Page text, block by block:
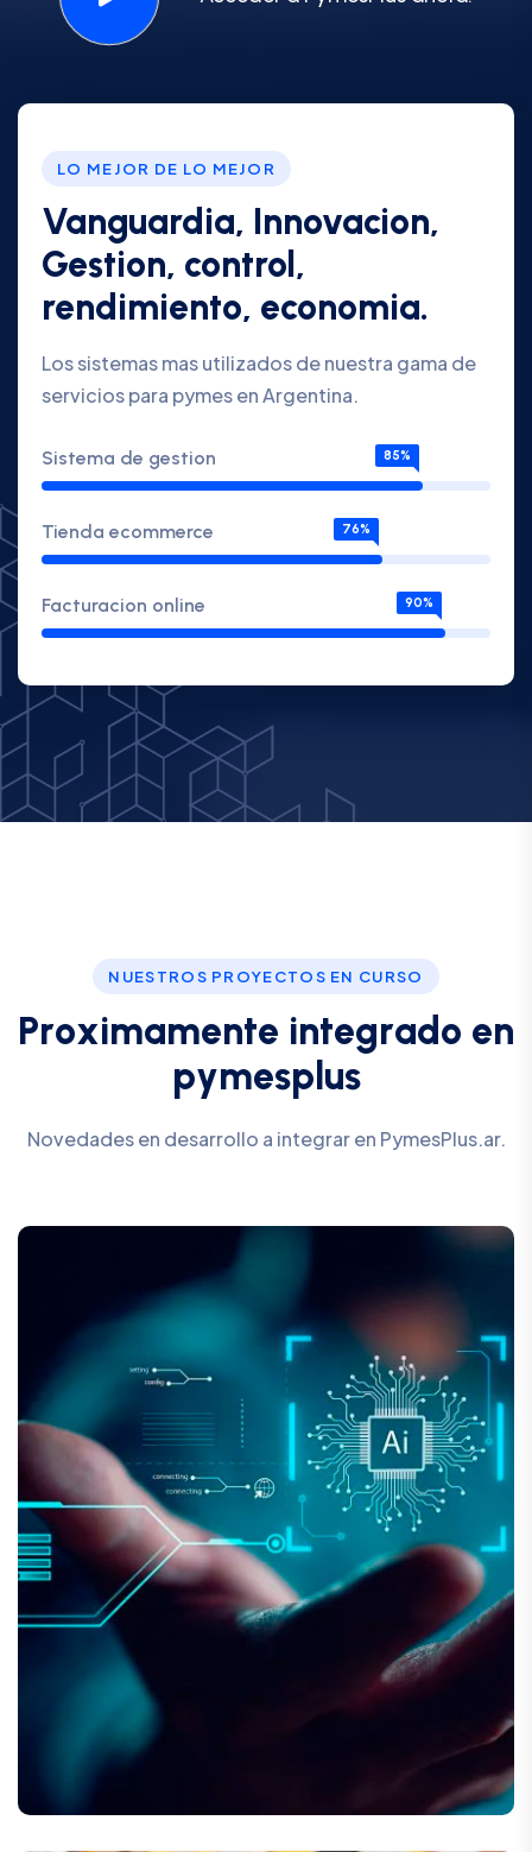
LO MEJOR DE LO MEJOR
Vanguardia, Innovacion,
Gestion, control,
rendimiento, economia.
Los sistemas mas utilizados de nuestra gama de
servicios para pymes en Argentina.
Sistema de gestion 85%
Tienda ecommerce 76%
Facturacion online 90%
NUESTROS PROYECTOS EN CURSO
Proximamente integrado en
pymesp us
Novedades en desarrollo a integrar en PymesPlus.ar.